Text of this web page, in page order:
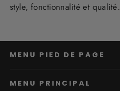
style, fonctionnalité et qualité.
MENU PIED DE PAGE
MENU PRINCIPAL